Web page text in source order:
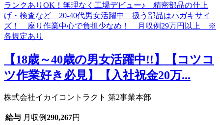
【18歳～40歳の男女活躍中!!】【コツコ
ツ作業好き必見】【入社祝金20万...
株式会社イカイコントラクト 第2事業本部
給与 月収例290,267円